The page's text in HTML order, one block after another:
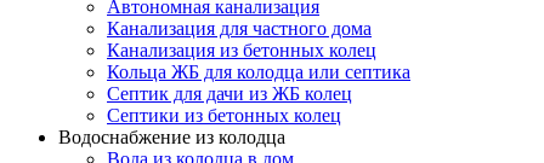
Автономная канализация
Канализация для частного дома
Канализация из бетонных колец
Кольца ЖБ для колодца или септика
Септик для дачи из ЖБ колец
Септики из бетонных колец
Водоснабжение из колодца
Вода из колодца в дом